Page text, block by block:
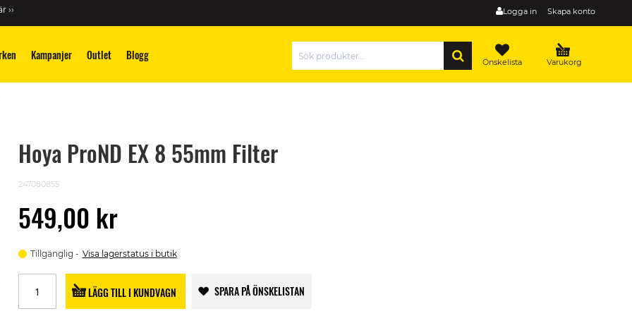
Logga in Skapa konto
››
Kampanjer Outlet Blogg Varukorg
Önskelista
Hoya ProND EX 8 55mm Filter
247080855
549,00 kr
Tillgänglig Visa lagerstatus i butik
LÄGG TILL I KUNDVAGN SPARA PÅ ÖNSKELISTAN